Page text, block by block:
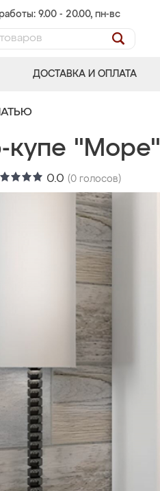
9.00 - 20.00, пн-вс
ДОСТАВКА И ОПЛАТА
купе "Море"
0.0 (0 голосов)